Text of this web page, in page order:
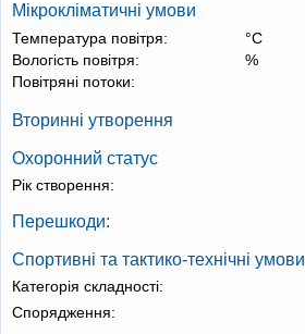
Мікрокліматичні умови
Температура повітря:
°С
Вологість повітря:
%
Повітряні потоки:
Вторинні утворення
Охоронний статус
Рік створення:
Перешкоди:
Спортивні та тактико-технічні умови
Категорія складності:
Спорядження: